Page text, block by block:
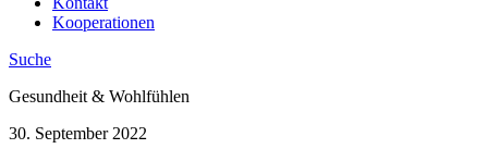
Kooperationen
Suche
Gesundheit & Wohlfühlen
30. September 2022